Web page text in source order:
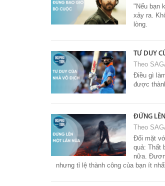
"Nếu bạn
xảy ra.
lòng.
TƯ DUY
Theo
Điều gì
được
ĐỨNG
Theo
Đối mặt
quả: Thất
nữa.
nhưng tỉ lệ thành công của bạn ít